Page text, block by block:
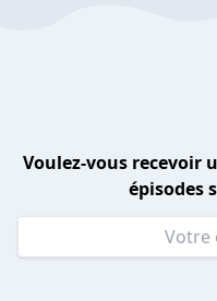
Voulez-vous recevoir
épisodes